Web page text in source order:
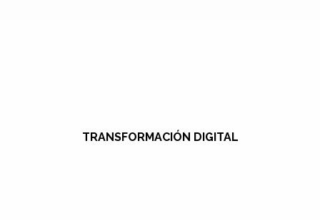
TRANSFORMACIÓN DIGITAL